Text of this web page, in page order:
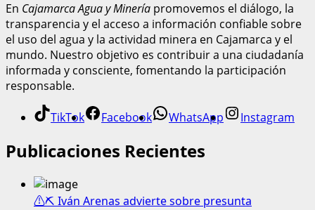
En Cajamarca Agua y Minería promovemos el diálogo, la
transparencia y el acceso a información confiable sobre
el uso del agua y la actividad minera en Cajamarca y el
mundo. Nuestro objetivo es contribuir a una ciudadanía
informada y consciente, fomentando la participación
responsable.
TikTok Facebook WhatsApp Instagram
Publicaciones Recientes
⚠️⛏️ Iván Arenas advierte sobre presunta